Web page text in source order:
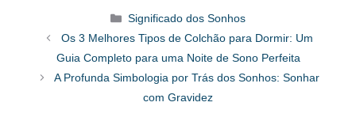
Categorias
Significado dos Sonhos
Os 3 Melhores Tipos de Colchão para Dormir: Um
Guia Completo para uma Noite de Sono Perfeita
A Profunda Simbologia por Trás dos Sonhos: Sonhar
com Gravidez